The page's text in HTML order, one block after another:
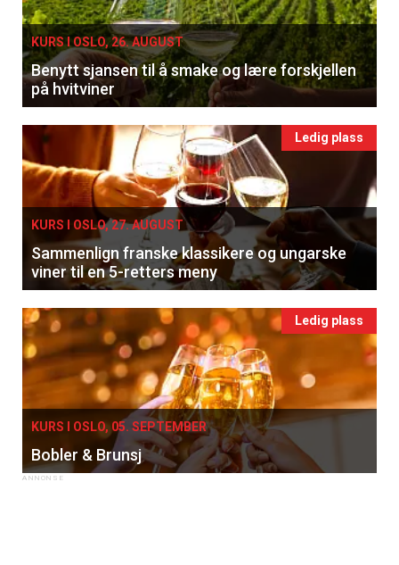
KURS I OSLO, 26. AUGUST
Benytt sjansen til å smake og lære forskjellen
på hvitviner
Ledig plass
KURS I OSLO, 27. AUGUST
Sammenlign franske klassikere og ungarske
viner til en 5-retters meny
Ledig plass
KURS I OSLO, 05. SEPTEMBER
Bobler & Brunsj